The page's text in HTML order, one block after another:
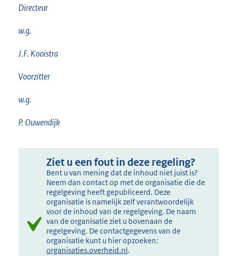
Directeur
w.g.
J.F. Kooistra
Voorzitter
w.g.
P. Ouwendijk
Ziet u een fout in deze regeling?
Bent u van mening dat de inhoud niet juist is?
Neem dan contact op met de organisatie die de
regelgeving heeft gepubliceerd. Deze
organisatie is namelijk zelf verantwoordelijk
voor de inhoud van de regelgeving. De naam
van de organisatie ziet u bovenaan de
regelgeving. De contactgegevens van de
organisatie kunt u hier opzoeken:
organisaties.overheid.nl.